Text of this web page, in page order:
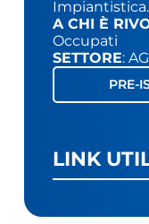
Impiantistica.
A CHI È
Occupati
SETTORE:
PRE-
LINK